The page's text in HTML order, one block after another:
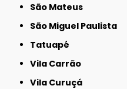
São Mateus
São Miguel Paulista
Tatuapé
Vila Carrão
Vila Curuçá